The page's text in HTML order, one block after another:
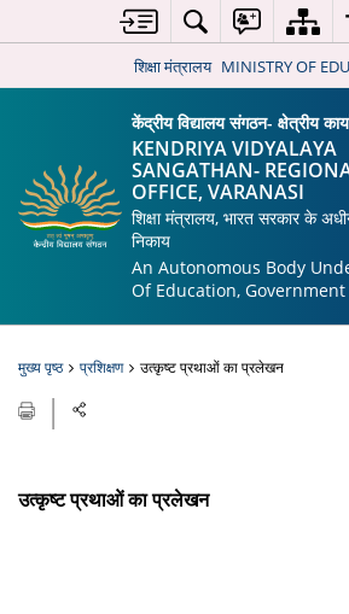
शिक्षा मंत्रालय MINISTRY OF
केंद्रीय विद्यालय संगठन- क्षेत्रीय
KENDRIYA VIDYALAYA
SANGATHAN-
OFFICE, VARANASI
शिक्षा मंत्रालय, भारत सरकार के
निकाय
An Autonomous Body
Of Education,
मुख्य पृष्ठ प्रशिक्षण उत्कृष्ट प्रथाओं का प्रलेखन
उत्कृष्ट प्रथाओं का प्रलेखन